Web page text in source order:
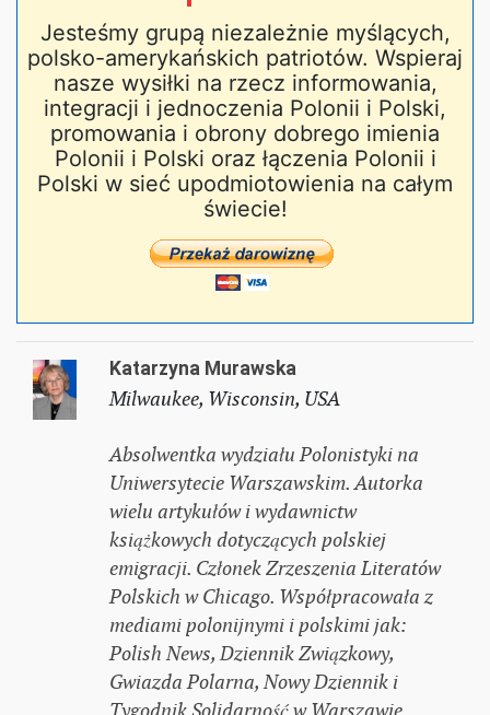
Jesteśmy grupą niezależnie myślących,
polsko-amerykańskich patriotów. Wspieraj
nasze wysiłki na rzecz informowania,
integracji i jednoczenia Polonii i Polski,
promowania i obrony dobrego imienia
Polonii i Polski oraz łączenia Polonii i
Polski w sieć upodmiotowienia na całym
świecie!
Katarzyna Murawska
Milwaukee, Wisconsin, USA
Absolwentka wydziału Polonistyki na
Uniwersytecie Warszawskim. Autorka
wielu artykułów i wydawnictw
książkowych dotyczących polskiej
emigracji. Członek Zrzeszenia Literatów
Polskich w Chicago. Współpracowała z
mediami polonijnymi i polskimi jak:
Polish News, Dziennik Związkowy,
Gwiazda Polarna, Nowy Dziennik i